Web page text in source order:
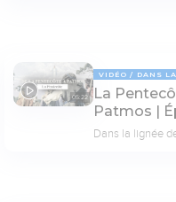
05:22
VIDÉO DANS
La
Patmos |
Dans la lignée